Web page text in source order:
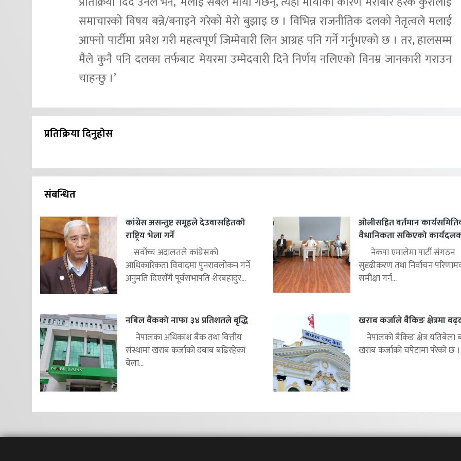
समाचारको विषय बन्ने/बनाइने गरेको मेरो बुझाइ छ । विभिन्न राजनीतिक दलको नेतृत्वले मलाई
आफ्नो पार्टीमा प्रवेश गरी महत्वपूर्ण जिम्मेवारी लिन आग्रह पनि गर्ने गर्नुभएको छ । तर, हालसम्म
मैले कुनै पनि दलका तर्फबाट मेयरमा उम्मेदवारी दिने निर्णय नलिएको विनम्र जानकारी गराउन
चाहन्छु ।’
प्रतिक्रिया दिनुहोस
संबन्धित
कांग्रेस असन्तुष्ट समूहले देउवासहितको
राष्ट्रिय भेला गर्ने
सर्वोच्च अदालतले कांग्रेसको
आधिकारिकता विवादमा पुनरावलोकन गर्ने
अनुमति दिएसँगै पूर्वसभापति शेरबहादुर...
ओलीसहित वर्तमान
वैधानिकता सकिएको
नेकपा एमालेमा पार्टी संगठन
सुदृढीकरण तथा निर्वाचन
समीक्षा गर्न...
नबिल बैंकको नाफा ३४ प्रतिशतले बृद्धि
नेपालका अधिकांश बैंक तथा वित्तीय
संस्थामा खराब कर्जाको दबाब बढिरहेका
बेला...
खराब कर्जाले बैंकिङ क्षेत्रमा
नेपालको बैंकिङ क्षेत्र यतिबेला
खराब कर्जाको चपेटामा परेको छ